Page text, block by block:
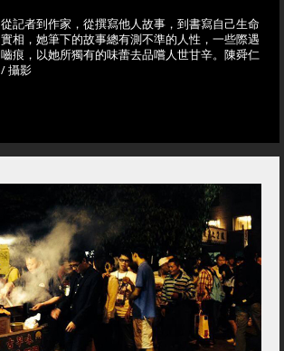
從記者到作家，從撰寫他人故事，到書寫自己生命
實相，她筆下的故事總有測不準的人性，一些際遇
嚙痕，以她所獨有的味蕾去品嚐人世甘辛。陳舜仁
/ 攝影